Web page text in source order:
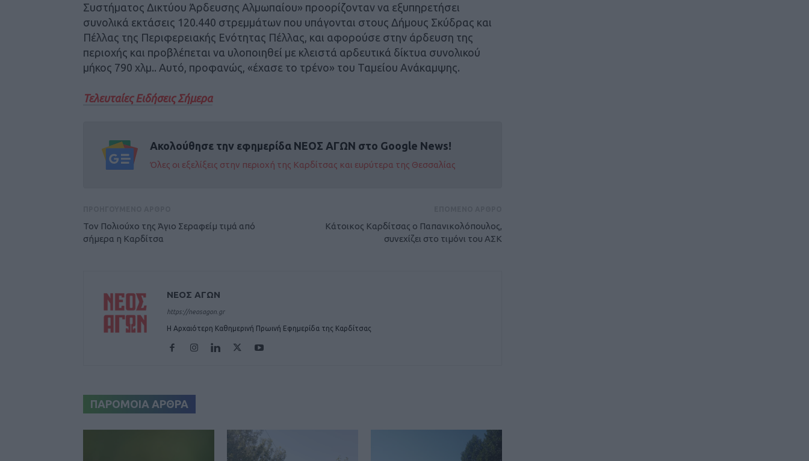
Συστήματος Δικτύου Άρδευσης Αλμωπαίου» προορίζονταν να εξυπηρετήσει
συνολικά εκτάσεις 120.440 στρεμμάτων που υπάγονται στους Δήμους Σκύδρας και
Πέλλας της Περιφερειακής Ενότητας Πέλλας, και αφορούσε στην άρδευση της
περιοχής και προβλέπεται να υλοποιηθεί με κλειστά αρδευτικά δίκτυα συνολικού
μήκος 790 χλμ.. Αυτό, προφανώς, «έχασε το τρένο» του Ταμείου Ανάκαμψης.
Τελευταίες Ειδήσεις Σήμερα
Ακολούθησε την εφημερίδα ΝΕΟΣ ΑΓΩΝ στο Google News!
Όλες οι εξελίξεις στην περιοχή της Καρδίτσας και ευρύτερα της Θεσσαλίας
Τον Πολιούχο της Άγιο Σεραφείμ τιμά από
σήμερα η Καρδίτσα
Κάτοικος Καρδίτσας ο Παπανικολόπουλος,
συνεχίζει στο τιμόνι του ΑΣΚ
ΝΕΟΣ ΑΓΩΝ
https://neosagon.gr
Η Αρχαιότερη Καθημερινή Πρωινή Εφημερίδα της Καρδίτσας
ΠΑΡΟΜΟΙΑ ΑΡΘΡΑ